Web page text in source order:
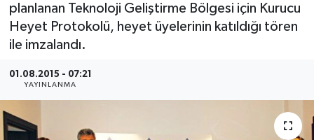
planlanan Teknoloji Geliştirme Bölgesi için Kurucu
Heyet Protokolü, heyet üyelerinin katıldığı tören
ile imzalandı.
01.08.2015 - 07:21
YAYINLANMA
KAPAK
OSB
SEKTÖR